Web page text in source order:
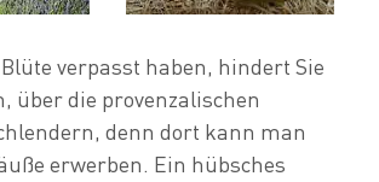
verpasst haben, hindert Sie
über die provenzalischen
denn dort kann man
erwerben. Ein hübsches